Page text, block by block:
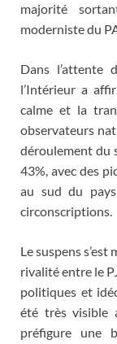
majorité
moderniste du
Dans l’attente
l’Intérieur a
calme et la
observateurs
déroulement du
43%, avec des
au sud du
circonscriptions.
Le suspens
rivalité entre le
politiques et
été très visible
préfigure une